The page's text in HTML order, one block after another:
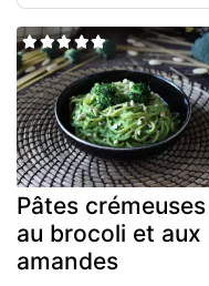
Pâtes crémeuses
au brocoli et aux
amandes